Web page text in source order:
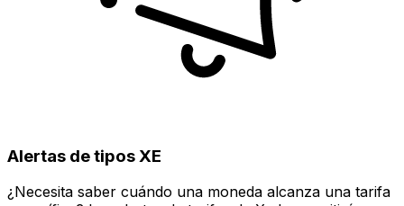
Alertas de tipos XE
¿Necesita saber cuándo una moneda alcanza una tarifa